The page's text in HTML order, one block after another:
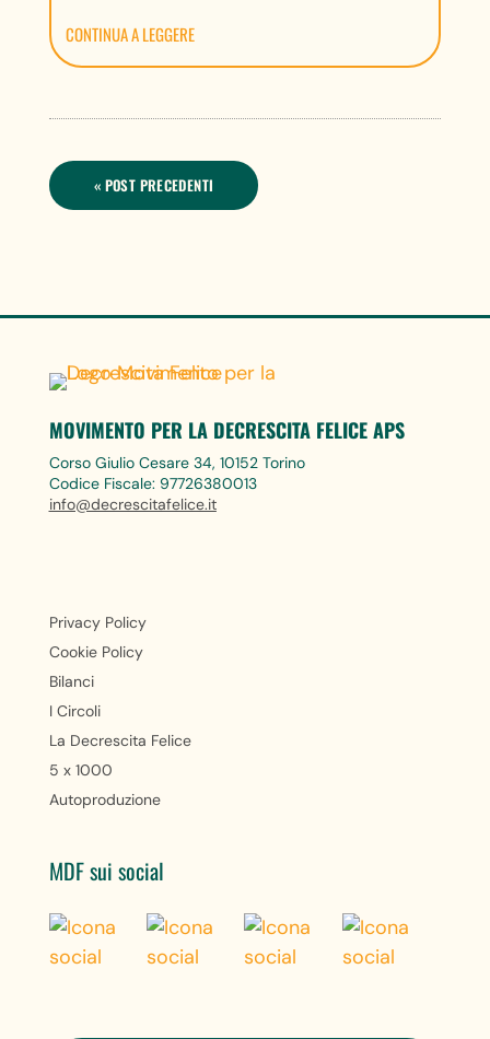
CONTINUA A LEGGERE
« POST PRECEDENTI
MOVIMENTO PER LA DECRESCITA FELICE APS
Corso Giulio Cesare 34, 10152 Torino
Codice Fiscale: 97726380013
info@decrescitafelice.it
Privacy Policy
Cookie Policy
Bilanci
I Circoli
La Decrescita Felice
5 x 1000
Autoproduzione
MDF sui social